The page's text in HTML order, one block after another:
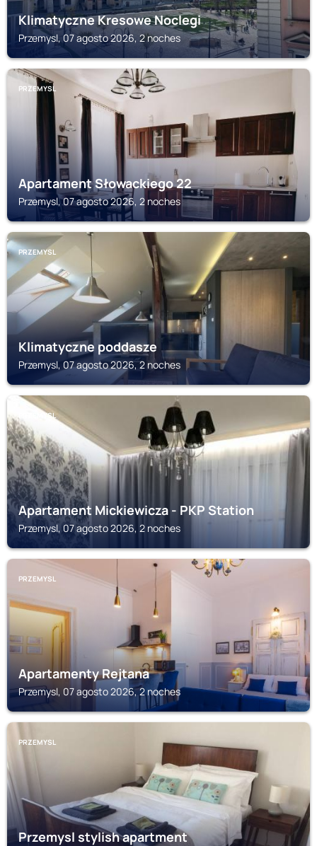
Klimatyczne Kresowe Noclegi
Przemysl, 07 agosto 2026, 2 noches
PRZEMYSL
Apartament Słowackiego 22
Przemysl, 07 agosto 2026, 2 noches
PRZEMYSL
Klimatyczne poddasze
Przemysl, 07 agosto 2026, 2 noches
PRZEMYSL
Apartament Mickiewicza - PKP Station
Przemysl, 07 agosto 2026, 2 noches
PRZEMYSL
Apartamenty Rejtana
Przemysl, 07 agosto 2026, 2 noches
PRZEMYSL
Przemysl stylish apartment